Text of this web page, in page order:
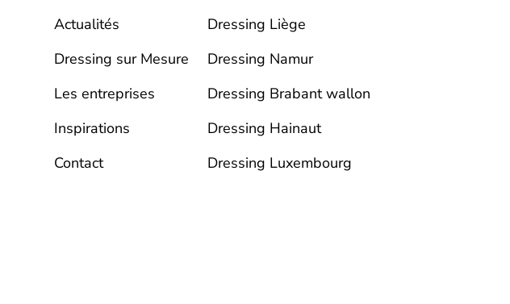
Actualités
Dressing sur Mesure
Les entreprises
Inspirations
Contact
Dressing Liège
Dressing Namur
Dressing Brabant wallon
Dressing Hainaut
Dressing Luxembourg